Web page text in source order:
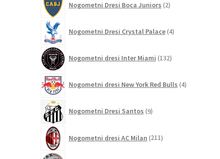
Nogometni Dresi Boca Juniors 2izdelka
Nogometni Dresi Crystal Palace 4izdelki
Nogometni dresi Inter Miami 132izdelkov
Nogometni dresi New York Red Bulls 4izdelki
Nogometni Dresi Santos 9izdelkov
Nogometni dresi AC Milan 211izdelkov